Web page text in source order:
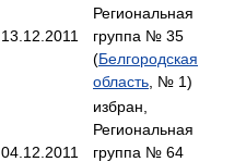
13.12.2011
Региональная
группа № 35
(Белгородская
область , № 1)
04.12.2011
избран,
Региональная
группа № 64